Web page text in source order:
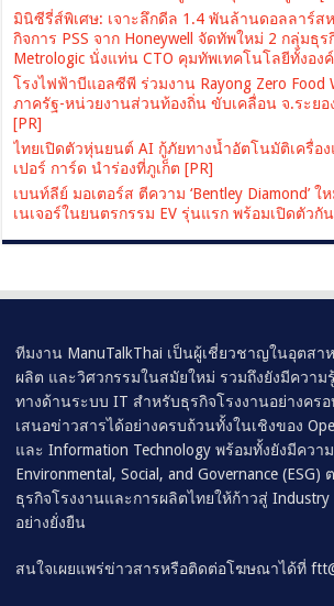
มินิซีรี่ส์พิเศษ: เจาะลึกดีล 1.4 พันล้านดอลลาร์ส
กิจการ PSS จาก Honeywell จัดทัพใหม่ 2 กลุ่มธุ
Metrologic นั่งแท่น CTO คุมทัพเทคโนโลยีทั้งอง
โรงไฟฟ้าบีแอลซีพี ร่วมงาน Rayong Zero Food
ภาครัฐ-หน่วยงานส่วนท้องถิ่น ขับเคลื่อน จ.ระยอ
[PR]
ไทยเปิดตัวหุ่นยนต์ AI กู้ภัยทางน้ำอัตโนมัติเครื่อ
เปอร์ การ์ด นำร่องที่ภูเก็ต [PR]
เบนท์ลีย์ มอเตอร์ส ตีความ ‘Bentley Diamond’
เนเจอร์ในยนตรกรรม EV รุ่นแรก พร้อมเปิดตัวกั
ทีมงาน ManuTalkThai เป็นผู้เชี่ยวชาญในอุตสา
ผลิต และวิศวกรรมในสมัยใหม่ รวมถึงยังมีควา
ทางด้านระบบ IT สำหรับธุรกิจโรงงานอย่างคร
เสนอข่าวสารได้อย่างครบถ้วนทั้งในเชิงของ
และ Information Technology พร้อมทั้งยังมีคว
Environmental, Social, and Governance
ธุรกิจโรงงานและการผลิตไทยให้ก้าวสู่
อย่างยั่งยืน
สนใจเผยแพร่ข่าวสารหรือติดต่อโฆษณาได้ที่